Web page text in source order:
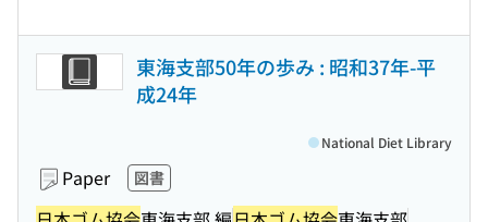
東海支部50年の歩み : 昭和37年-平
成24年
Paper 図書
National Diet Library